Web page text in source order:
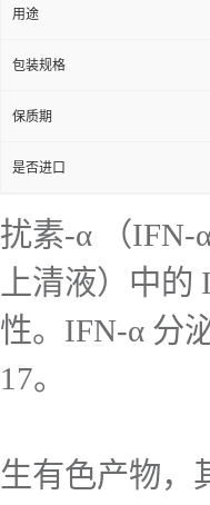
用途
包装规格
保质期
是否进口
扰素-α （IFN-
上清液）中
性。IFN-α 分
17。
生有色产物，